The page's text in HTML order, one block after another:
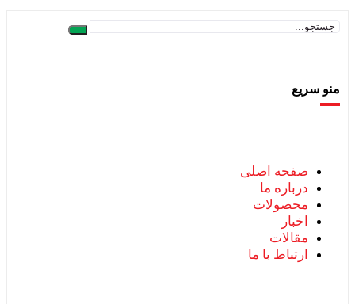
منو سریع
صفحه اصلی
درباره ما
محصولات
اخبار
مقالات
ارتباط با ما